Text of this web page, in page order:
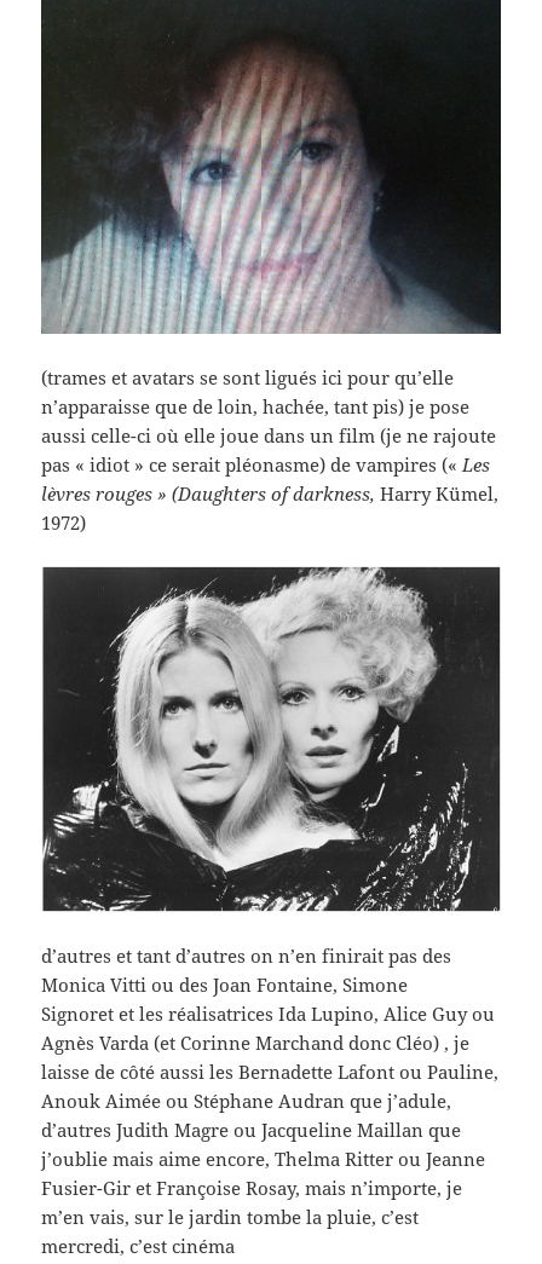
(trames et avatars se sont ligués ici pour qu’elle
n’apparaisse que de loin, hachée, tant pis) je pose
aussi celle-ci où elle joue dans un film (je ne rajoute
pas « idiot » ce serait pléonasme) de vampires (« Les
lèvres rouges » (Daughters of darkness, Harry Kümel,
1972)
d’autres et tant d’autres on n’en finirait pas des
Monica Vitti ou des Joan Fontaine, Simone
Signoret et les réalisatrices Ida Lupino, Alice Guy ou
Agnès Varda (et Corinne Marchand donc Cléo) , je
laisse de côté aussi les Bernadette Lafont ou Pauline,
Anouk Aimée ou Stéphane Audran que j’adule,
d’autres Judith Magre ou Jacqueline Maillan que
j’oublie mais aime encore, Thelma Ritter ou Jeanne
Fusier-Gir et Françoise Rosay, mais n’importe, je
m’en vais, sur le jardin tombe la pluie, c’est
mercredi, c’est cinéma